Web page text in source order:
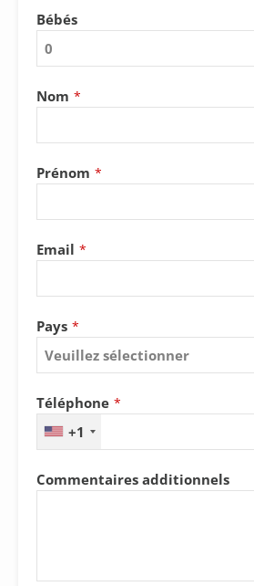
Bébés
Nom *
Prénom *
Email *
Pays *
Téléphone *
+1
Commentaires additionnels